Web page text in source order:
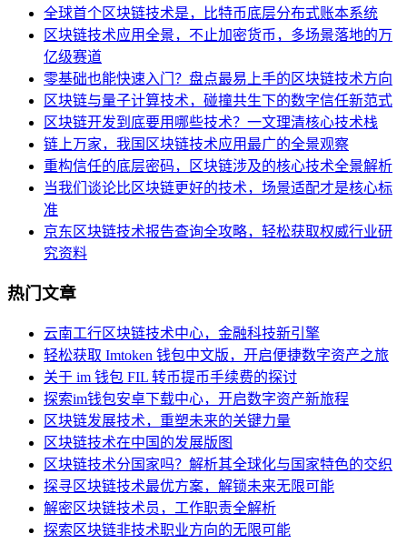
全球首个区块链技术是，比特币底层分布式账本系统
区块链技术应用全景，不止加密货币，多场景落地的万
亿级赛道
零基础也能快速入门？盘点最易上手的区块链技术方向
区块链与量子计算技术，碰撞共生下的数字信任新范式
区块链开发到底要用哪些技术？一文理清核心技术栈
链上万家，我国区块链技术应用最广的全景观察
重构信任的底层密码，区块链涉及的核心技术全景解析
当我们谈论比区块链更好的技术，场景适配才是核心标
准
京东区块链技术报告查询全攻略，轻松获取权威行业研
究资料
热门文章
云南工行区块链技术中心，金融科技新引擎
轻松获取 Imtoken 钱包中文版，开启便捷数字资产之旅
关于 im 钱包 FIL 转币提币手续费的探讨
探索im钱包安卓下载中心，开启数字资产新旅程
区块链发展技术，重塑未来的关键力量
区块链技术在中国的发展版图
区块链技术分国家吗？解析其全球化与国家特色的交织
探寻区块链技术最优方案，解锁未来无限可能
解密区块链技术员，工作职责全解析
探索区块链非技术职业方向的无限可能